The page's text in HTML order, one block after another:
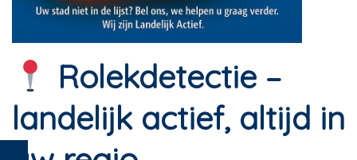
Rolekdetectie –
landelijk actief, altijd in